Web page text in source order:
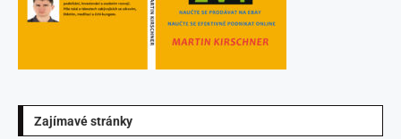
Zajímavé stránky